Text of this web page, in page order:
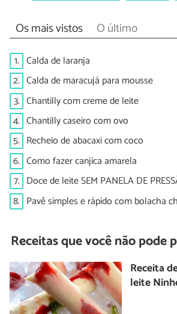
Os mais vistos O último
1. Calda de laranja
2. Calda de maracujá para mousse
3. Chantilly com creme de leite
4. Chantilly caseiro com ovo
5. Recheio de abacaxi com coco
6. Como fazer canjica amarela
7. Doce de leite SEM PANELA DE
8. Pavê simples e rápido com bolacha
Receitas que você não pode
Receita
leite